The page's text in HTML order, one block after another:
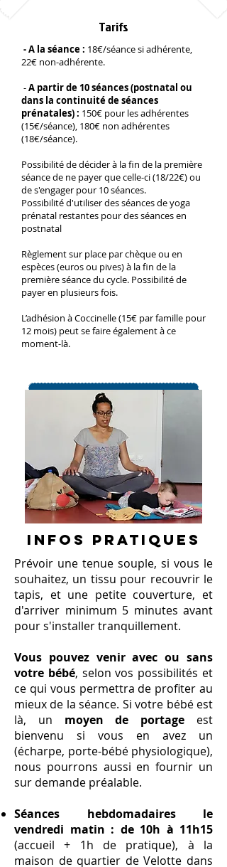
Tarifs
- A la séance : 18€/séance si adhérente,
22€ non-adhérente.
-A partir de 10 séances(postnatal ou
dans la continuité de séances
prénatales): 150€ pour les adhérentes
(15€/séance), 180€ non adhérentes
(18€/séance).
Possibilité de décider à la fin de la première
séance de ne payer que celle-ci (18/22€) ou
de s'engager pour 10 séances.
Possibilité d'utiliser des séances de yoga
prénatal restantes pour des séances en
postnatal
​Règlement sur place par chèque ou en
espèces (euros ou pives) à la fin de la
première séance du cycle. Possibilité de
payer en plusieurs fois.
L’adhésion à Coccinelle (15€ par famille pour
12 mois) peut se faire également à ce
moment-là.
Paiement en ligne
INFOS PRATIQUES
Prévoir une tenue souple, si vous le
souhaitez, un tissu pour recouvrir le
tapis, et une petite couverture, et
d'arriver minimum 5 minutes avant
pour s'installer tranquillement.
Vous pouvez venir avec ou sans
votre bébé, selon vos possibilités et
ce qui vous permettra de profiter au
mieux de la séance. Si votre bébé est
là, un moyen de portage est
bienvenu si vous en avez un
(écharpe, porte-bébé physiologique),
nous pourrons aussi en fournir un
sur demande préalable.
Séances hebdomadaires le
vendredi matin : de 10h à 11h15
(accueil + 1h de pratique), à la
maison de quartier de Velotte dans